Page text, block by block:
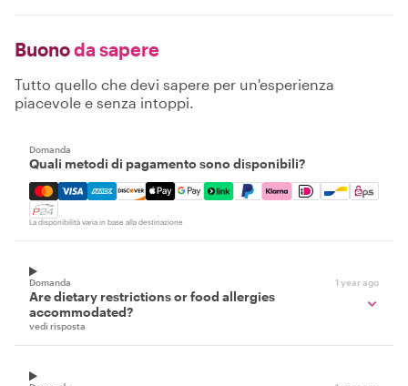
Buonoda sapere
Tutto quello che devi sapere per un'esperienza
piacevole e senza intoppi.
Domanda
Quali metodi di pagamento sono disponibili?
Mastercard, Visa, Amex, Discover, Apple Pay, Google
La disponibilità varia in base alla destinazione
Domanda 1 year ago
Are dietary restrictions or food allergies
accommodated?
vedi risposta